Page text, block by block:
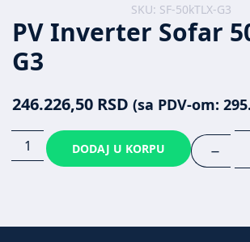
SKU: SF-50kTLX-G3
PV Inverter Sofar
G3
246.226,50 RSD (sa PDV-om:
—
DODAJ U KORPU